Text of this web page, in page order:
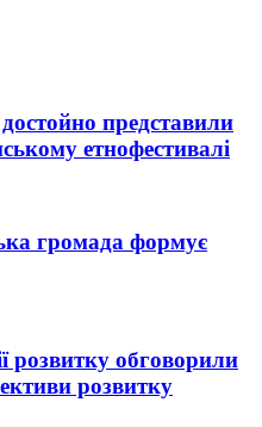
достойно представили
етнофестивалі
громада формує
розвитку обговорили
розвитку